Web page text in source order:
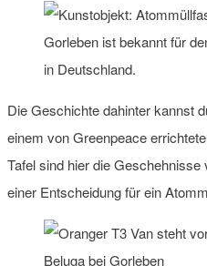
Gorleben ist bekannt für
in Deutschland.
Die Geschichte dahinter kannst
einem von Greenpeace
Tafel sind hier die
einer Entscheidung für ein